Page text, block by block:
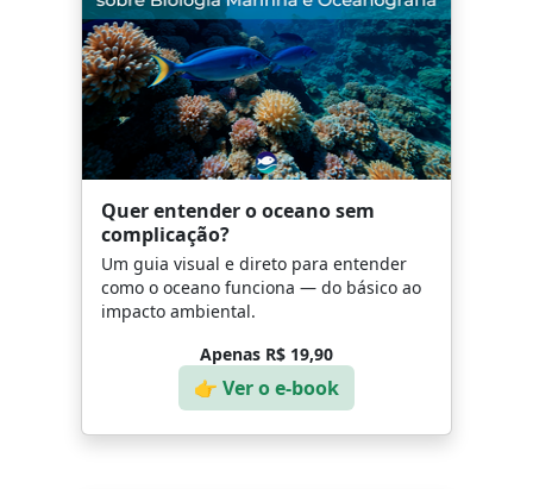
Quer entender o oceano sem
complicação?
Um guia visual e direto para entender
como o oceano funciona — do básico ao
impacto ambiental.
Apenas R$ 19,90
👉 Ver o e-book